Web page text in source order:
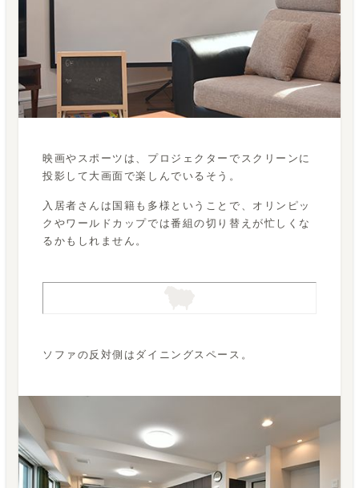
映画やスポーツは、プロジェクターでスクリーンに
投影して大画面で楽しんでいるそう。
入居者さんは国籍も多様ということで、オリンピッ
クやワールドカップでは番組の切り替えが忙しくな
るかもしれません。
ソファの反対側はダイニングスペース。